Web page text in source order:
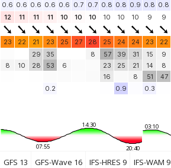
Windbird 1784
Windbird 1784 (41.1 km)
Add your station...
0.6 0.6 0.6 0.6 0.6 0.7 0.7 0.8 0.8 0.9 0.8 0.8
12
11 11 11 10 10 10 10 10 10 9 9
23 22 21 23 25 27 28 25 24 24 23 22
8 10
29
28
35
53
6
8
57
23
16
39
25
31
21
8
15
14
51
9
8
47
0.2 0.9 0.3
14:30
07:55 20:40
03:10
GFS 13 GFS-Wave 16 IFS-HRES 9 IFS-WAM 9